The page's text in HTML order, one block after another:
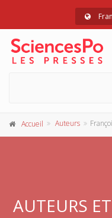
Accueil Auteurs
AUTEURS